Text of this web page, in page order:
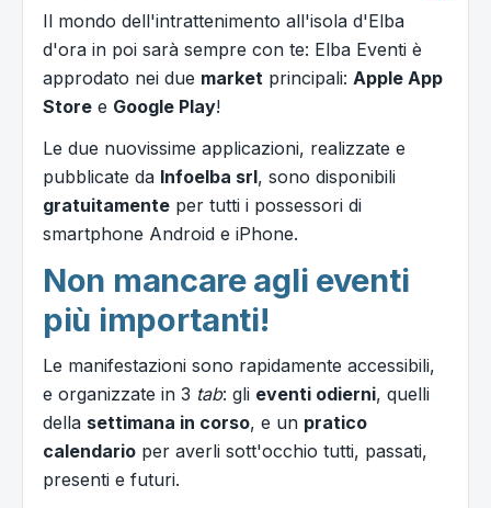
Il mondo dell'intrattenimento all'isola d'Elba
d'ora in poi sarà sempre con te: Elba Eventi è
approdato nei due market principali: Apple App
Store e Google Play!
Le due nuovissime applicazioni, realizzate e
pubblicate da Infoelba srl, sono disponibili
gratuitamente per tutti i possessori di
smartphone Android e iPhone.
Non mancare agli eventi
più importanti!
Le manifestazioni sono rapidamente accessibili,
e organizzate in 3 tab: gli eventi odierni, quelli
della settimana in corso, e un pratico
calendario per averli sott'occhio tutti, passati,
presenti e futuri.